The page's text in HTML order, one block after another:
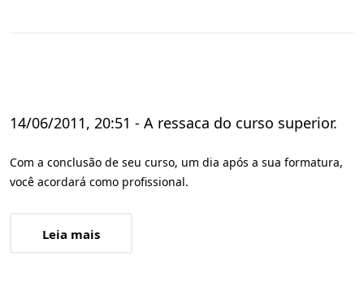
14/06/2011, 20:51 - A ressaca do curso superior.
Com a conclusão de seu curso, um dia após a sua formatura,
você acordará como profissional.
Leia mais